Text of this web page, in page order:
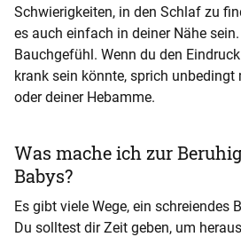
Schwierigkeiten, in den Schlaf zu
es auch einfach in deiner Nähe
Bauchgefühl. Wenn du den
krank sein könnte, sprich unbedingt
oder deiner Hebamme.
Was mache ich zur
Babys?
Es gibt viele Wege, ein schreiendes
Du solltest dir Zeit geben, um